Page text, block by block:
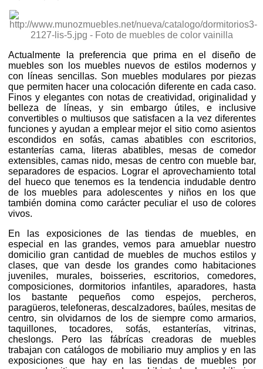
Actualmente la preferencia que prima en el diseño de
muebles son los muebles nuevos de estilos modernos y
con líneas sencillas. Son muebles modulares por piezas
que permiten hacer una colocación diferente en cada caso.
Finos y elegantes con notas de creatividad, originalidad y
belleza de líneas, y sin embargo útiles, e inclusive
convertibles o multiusos que satisfacen a la vez diferentes
funciones y ayudan a emplear mejor el sitio como asientos
escondidos en sofás, camas abatibles con escritorios,
estanterías cama, literas abatibles, mesas de comedor
extensibles, camas nido, mesas de centro con mueble bar,
separadores de espacios. Lograr el aprovechamiento total
del hueco que tenemos es la tendencia indudable dentro
de los muebles para adolescentes y niños en los que
también domina como carácter peculiar el uso de colores
vivos.
En las exposiciones de las tiendas de muebles, en
especial en las grandes, vemos para amueblar nuestro
domicilio gran cantidad de muebles de muchos estilos y
clases, que van desde los grandes como habitaciones
juveniles, murales, boisseries, escritorios, comedores,
composiciones, dormitorios infantiles, aparadores, hasta
los bastante pequeños como espejos, percheros,
paragüeros, telefoneras, descalzadores, baúles, mesitas de
centro, sin olvidarnos de los de siempre como armarios,
taquillones, tocadores, sofás, estanterías, vitrinas,
cheslongs. Pero las fábrícas creadoras de muebles
trabajan con catálogos de mobiliario muy amplios y en las
exposiciones que hay en las tiendas de muebles por